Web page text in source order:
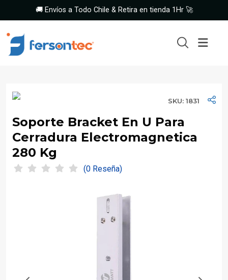
🚚 Envíos a Todo Chile & Retira en tienda 1Hr 🚀
SKU: 1831
Soporte Bracket En U Para
Cerradura Electromagnetica
280 Kg
(0 Reseña)